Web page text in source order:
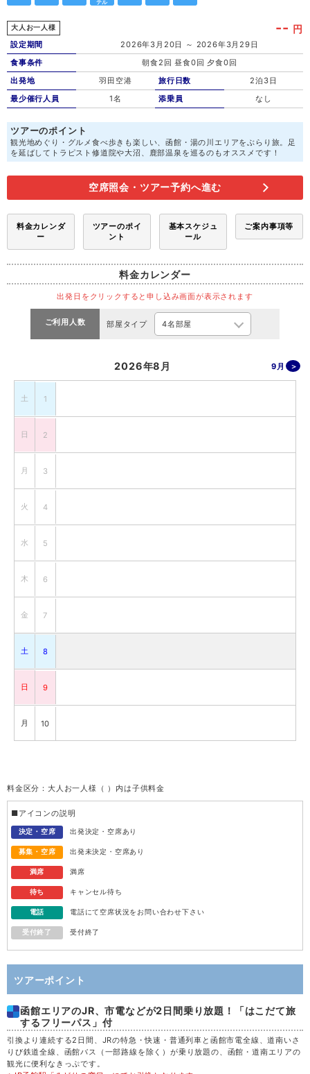
テル
大人お一人様 -- 円
設定期間
2026年3月20日 ～ 2026年3月29日
食事条件
朝食2回 昼食0回 夕食0回
出発地
羽田空港
最少催行人員
1名
旅行日数
2泊3日
添乗員
なし
ツアーのポイント
観光地めぐり・グルメ食べ歩きも楽しい、函館・湯の川エリアをぶらり旅。足
を延ばしてトラピスト修道院や大沼、鹿部温泉を巡るのもオススメです！
空席照会・ツアー予約へ進む
料金カレンダ
ー
ツアーのポイ
ント
基本スケジュ
ール
ご案内事項等
料金カレンダー
出発日をクリックすると申し込み画面が表示されます
ご利用人数 部屋タイプ
2026年8月 9月
土 1
日 2
月 3
火 4
水 5
木 6
金 7
土 8
日 9
月 10
12
木 13
金 14
日 16
月 17
火 18
水 19
料金区分：大人お一人様（ ）内は子供料金
■アイコンの説明
決定・空席 出発決定・空席あり
募集・空席 出発未決定・空席あり
満席 満席
待ち キャンセル待ち
電話 電話にて空席状況をお問い合わせ下さい
受付終了 受付終了
ツアーポイント
函館エリアのJR、市電などが2日間乗り放題！「はこだて旅
するフリーパス」付
引換より連続する2日間、JRの特急・快速・普通列車と函館市電全線、道南いさ
りび鉄道全線、函館バス（一部路線を除く）が乗り放題の、函館・道南エリアの
観光に便利なきっぷです。